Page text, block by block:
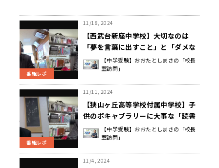
番組レポ
11/18, 2024
【西武台新座中学校】大切なのは
「夢を言葉に出すこと」と「ダメな
ものはダメ」という家庭での生活習
慣 深澤 一博 校長先生
【中学受験】おおたとしまさの「校長
室訪問」
番組レポ
11/11, 2024
【狭山ヶ丘高等学校付属中学校】子
供のボキャブラリーに大事な「読書
量」と「親の話の豊かさ」小川 義男
校長先生
【中学受験】おおたとしまさの「校長
室訪問」
11/4, 2024